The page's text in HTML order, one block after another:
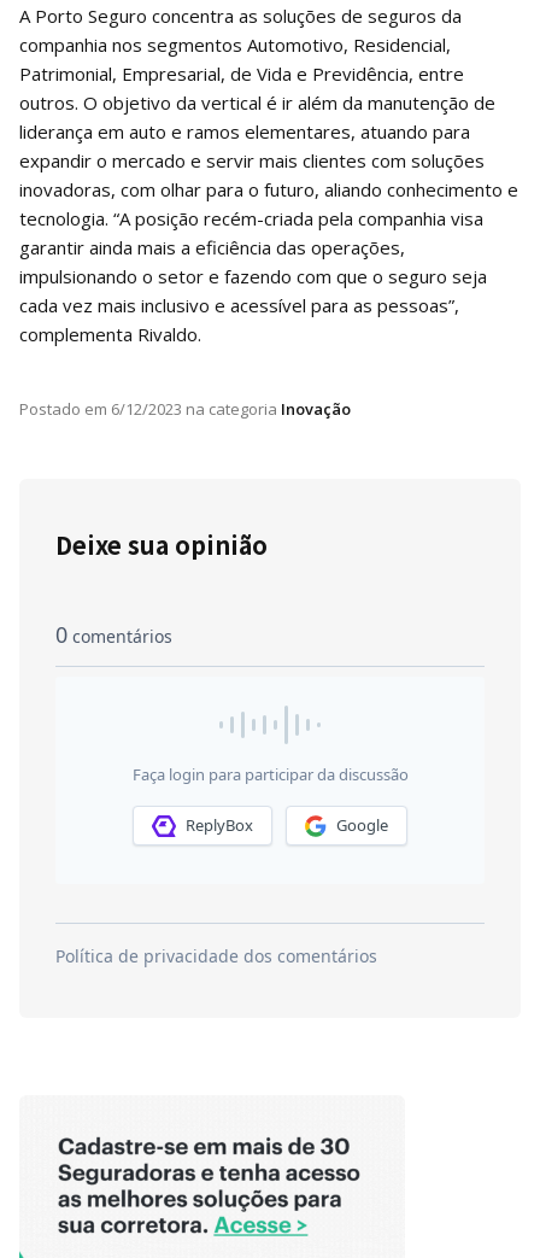
A Porto Seguro concentra as soluções de seguros da
companhia nos segmentos Automotivo, Residencial,
Patrimonial, Empresarial, de Vida e Previdência, entre
outros. O objetivo da vertical é ir além da manutenção de
liderança em auto e ramos elementares, atuando para
expandir o mercado e servir mais clientes com soluções
inovadoras, com olhar para o futuro, aliando conhecimento e
tecnologia. “A posição recém-criada pela companhia visa
garantir ainda mais a eficiência das operações,
impulsionando o setor e fazendo com que o seguro seja
cada vez mais inclusivo e acessível para as pessoas”,
complementa Rivaldo.
Postado em 6/12/2023 na categoria Inovação
Deixe sua opinião